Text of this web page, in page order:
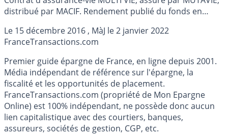
distribué par MACIF. Rendement publié du fonds en
prélèvements sociaux et des frais de gestion).
Le 15 décembre 2016 , MàJ le2 janvier 2022
FranceTransactions.com
Premier guide épargne de France, en ligne depuis 2001.
Média indépendant de référence sur l'épargne, la
fiscalité et les opportunités de placement.
FranceTransactions.com (propriété de Mon Epargne
Online) est 100% indépendant, ne possède donc aucun
lien capitalistique avec des courtiers, banques,
assureurs, sociétés de gestion, CGP, etc.